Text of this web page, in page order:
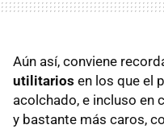
Aún así, conviene
utilitarios en los que el
acolchado, e incluso en
y bastante más caros,